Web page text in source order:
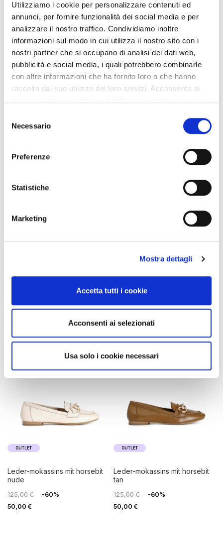
Utilizziamo i cookie per personalizzare contenuti ed
annunci, per fornire funzionalità dei social media e per
analizzare il nostro traffico. Condividiamo inoltre
informazioni sul modo in cui utilizza il nostro sito con i
nostri partner che si occupano di analisi dei dati web,
pubblicità e social media, i quali potrebbero combinarle
con altre informazioni che ha fornito loro o che hanno
raccolto dal suo utilizzo dei loro servizi. Acconsenta ai
delNecessario
Preferenze
Statistiche
Marketing
Mostra dettagli
Accetta tutti i cookie
Acconsenti ai selezionati
Usa solo i cookie necessari
wildleder mit horsebit und
cupsohle black
149,00 €
-50%
74,50 €
wildleder mit horsebit und
cupsohle taupe
149,00 €
-50%
74,50 €
mit mignon-strasssteinen
50,00 €
mit mignon-strasssteinen hot
50,00 €
OUTLET
leder-mokassins mit horsebit
nude
125,00 €
-60%
50,00 €
OUTLET
leder-mokassins mit horsebit
tan
125,00 €
-60%
50,00 €